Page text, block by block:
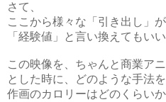
さて、
ここから様々な「引き出し」
「経験値」と言い換えてもい
この映像を、ちゃんと商業ア
とした時に、どのような手法
作画のカロリーはどのくらい